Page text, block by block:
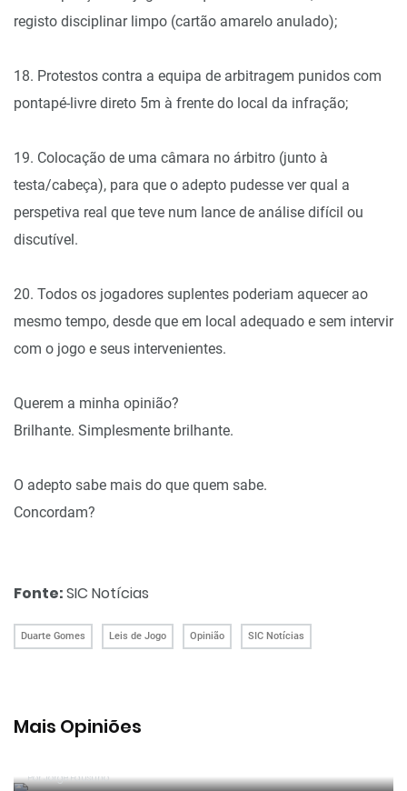
registo disciplinar limpo (cartão amarelo anulado);
18. Protestos contra a equipa de arbitragem punidos com
pontapé-livre direto 5m à frente do local da infração;
19. Colocação de uma câmara no árbitro (junto à
testa/cabeça), para que o adepto pudesse ver qual a
perspetiva real que teve num lance de análise difícil ou
discutível.
20. Todos os jogadores suplentes poderiam aquecer ao
mesmo tempo, desde que em local adequado e sem intervir
com o jogo e seus intervenientes.
Querem a minha opinião?
Brilhante. Simplesmente brilhante.
O adepto sabe mais do que quem sabe.
Concordam?
Fonte:SIC Notícias
Duarte Gomes Leis de Jogo Opinião SIC Notícias
Mais Opiniões
PorJorge Faustino